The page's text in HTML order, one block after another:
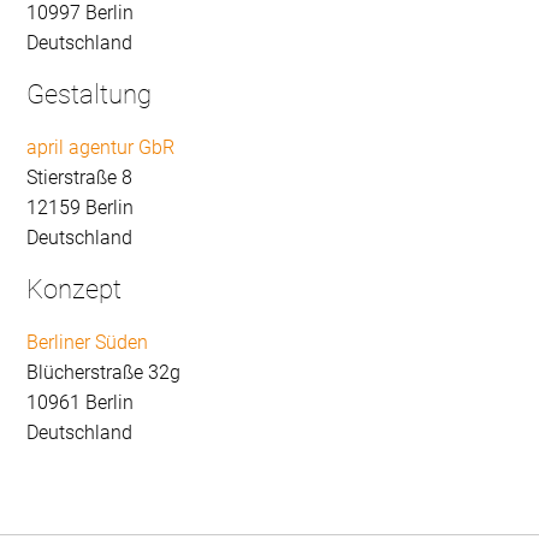
10997 Berlin
Deutschland
Gestaltung
april agentur GbR
Stierstraße 8
12159 Berlin
Deutschland
Konzept
Berliner Süden
Blücherstraße 32g
10961 Berlin
Deutschland